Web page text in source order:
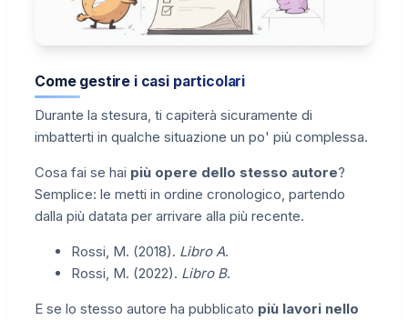
Come gestire i casi particolari
Durante la stesura, ti capiterà sicuramente di
imbatterti in qualche situazione un po' più complessa.
Cosa fai se hai più opere dello stesso autore?
Semplice: le metti in ordine cronologico, partendo
dalla più datata per arrivare alla più recente.
Rossi, M. (2018). Libro A.
Rossi, M. (2022). Libro B.
E se lo stesso autore ha pubblicato più lavori nello